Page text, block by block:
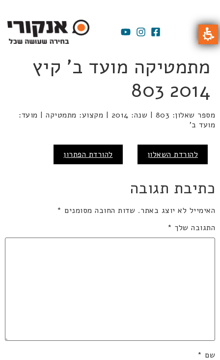
מתמטיקה מועד ב' קיץ
2014 803
מספר שאלון: 803 | שנה: 2014 | מקצוע: מתמטיקה | מועד:
מועד ב'
להורדת השאלון להורדת הפתרון
כתיבת תגובה
האימייל לא יוצג באתר. שדות החובה מסומנים *
התגובה שלך *
שם *